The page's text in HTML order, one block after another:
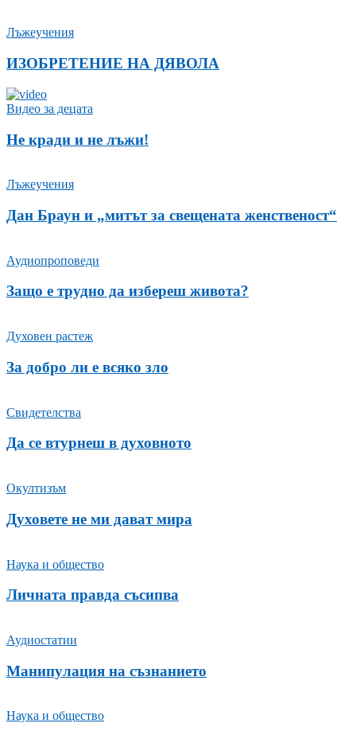
Лъжеучения
ИЗОБРЕТЕНИЕ НА ДЯВОЛА
Видео за децата
Не кради и не лъжи!
Лъжеучения
Дан Браун и „митът за свещената женственост“
Аудиопроповеди
Защо е трудно да избереш живота?
Духовен растеж
За добро ли е всяко зло
Свидетелства
Да се втурнеш в духовното
Окултизъм
Духовете не ми дават мира
Наука и общество
Личната правда съсипва
Аудиостатии
Манипулация на съзнанието
Наука и общество